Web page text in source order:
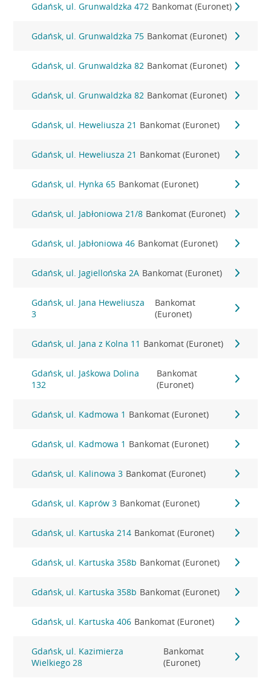
Gdańsk, ul. Grunwaldzka 472 Bankomat (Euronet)
Gdańsk, ul. Grunwaldzka 75 Bankomat (Euronet)
Gdańsk, ul. Grunwaldzka 82 Bankomat (Euronet)
Gdańsk, ul. Grunwaldzka 82 Bankomat (Euronet)
Gdańsk, ul. Heweliusza 21 Bankomat (Euronet)
Gdańsk, ul. Heweliusza 21 Bankomat (Euronet)
Gdańsk, ul. Hynka 65 Bankomat (Euronet)
Gdańsk, ul. Jabłoniowa 21/8 Bankomat (Euronet)
Gdańsk, ul. Jabłoniowa 46 Bankomat (Euronet)
Gdańsk, ul. Jagiellońska 2A Bankomat (Euronet)
Gdańsk, ul. Jana Heweliusza
3
Bankomat
(Euronet)
Gdańsk, ul. Jana z Kolna 11 Bankomat (Euronet)
Gdańsk, ul. Jaśkowa Dolina
132
Bankomat
(Euronet)
Gdańsk, ul. Kadmowa 1 Bankomat (Euronet)
Gdańsk, ul. Kadmowa 1 Bankomat (Euronet)
Gdańsk, ul. Kalinowa 3 Bankomat (Euronet)
Gdańsk, ul. Kaprów 3 Bankomat (Euronet)
Gdańsk, ul. Kartuska 214 Bankomat (Euronet)
Gdańsk, ul. Kartuska 358b Bankomat (Euronet)
Gdańsk, ul. Kartuska 358b Bankomat (Euronet)
Gdańsk, ul. Kartuska 406 Bankomat (Euronet)
Gdańsk, ul. Kazimierza
Wielkiego 28
Bankomat
(Euronet)